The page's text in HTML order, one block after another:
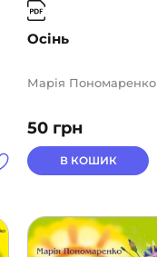
Осінь
50 грн
Марія Пономаренко
В КОШИК